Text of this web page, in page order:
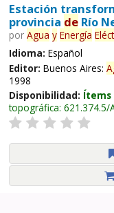
Estación
provincia deRío
por Agua y Energía
Idioma: Español
Editor: Buenos Aires:
1998
Disponibilidad: Ítems
topográfica: 621.374.5/